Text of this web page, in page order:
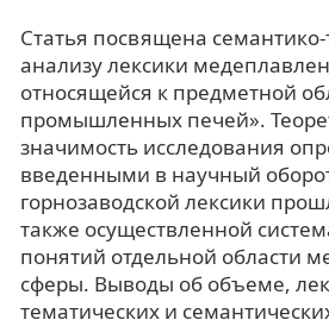
Статья посвящена
анализу лексики
относящейся к предметной
промышленных печей».
значимость исследования
введенными в научный
горнозаводской лексики
также осуществленной
понятий отдельной области
сферы. Выводы об объеме,
тематических и